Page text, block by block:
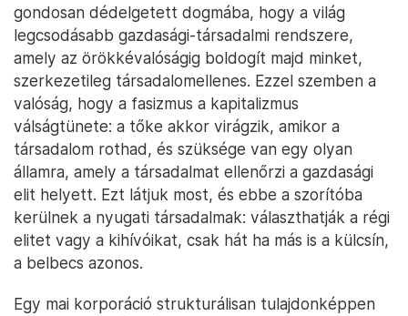
gondosan dédelgetett dogmába, hogy a világ
legcsodásabb gazdasági-társadalmi rendszere,
amely az örökkévalóságig boldogít majd minket,
szerkezetileg társadalomellenes. Ezzel szemben a
valóság, hogy a fasizmus a kapitalizmus
válságtünete: a tőke akkor virágzik, amikor a
társadalom rothad, és szüksége van egy olyan
államra, amely a társadalmat ellenőrzi a gazdasági
elit helyett. Ezt látjuk most, és ebbe a szorítóba
kerülnek a nyugati társadalmak: választhatják a régi
elitet vagy a kihívóikat, csak hát ha más is a külcsín,
a belbecs azonos.
Egy mai korporáció strukturálisan tulajdonképpen